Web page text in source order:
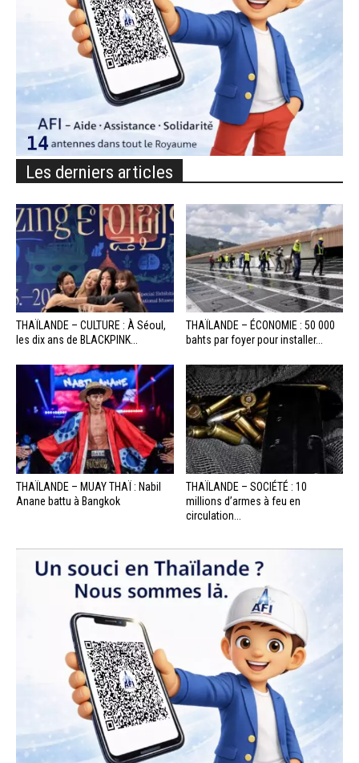
Les derniers articles
THAÏLANDE – CULTURE : À Séoul,
les dix ans de BLACKPINK...
THAÏLANDE – ÉCONOMIE : 50 000
bahts par foyer pour installer...
THAÏLANDE – MUAY THAÏ : Nabil
Anane battu à Bangkok
THAÏLANDE – SOCIÉTÉ : 10
millions d’armes à feu en
circulation...